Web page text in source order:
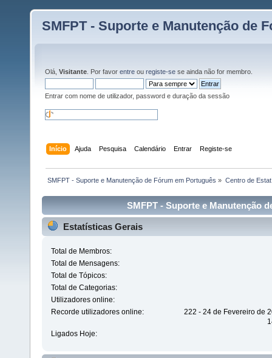
SMFPT - Suporte e Manutenção de
Olá, Visitante . Por favor entre ou registe-se se ainda não for membro.
Entrar com nome de utilizador, password e duração da sessão
Início Ajuda Pesquisa Calendário Entrar Registe-se
SMFPT - Suporte e Manutenção de Fórum em Português » Centro de
SMFPT - Suporte e Manutenção
Estatísticas Gerais
Total de Membros:
Total de Mensagens:
Total de Tópicos:
Total de Categorias:
Utilizadores online:
Recorde utilizadores online:
222 - 24 de Fevereiro de
Ligados Hoje: